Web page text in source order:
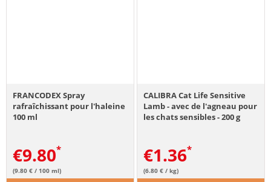
FRANCODEX Spray
rafraîchissant pour l'haleine
100 ml
€9.80
(9.80 € / 100 ml)
CALIBRA Cat Life Sensitive
Lamb - avec de l'agneau pour
les chats sensibles - 200 g
€1.36
(6.80 € / kg)